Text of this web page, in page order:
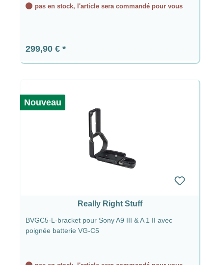
pas en stock, l'article sera commandé pour vous
Prix régulier :
299,90 €
Nouveau
Really Right Stuff
BVGC5-L-bracket pour Sony A9 III & A 1 II avec
poignée batterie VG-C5